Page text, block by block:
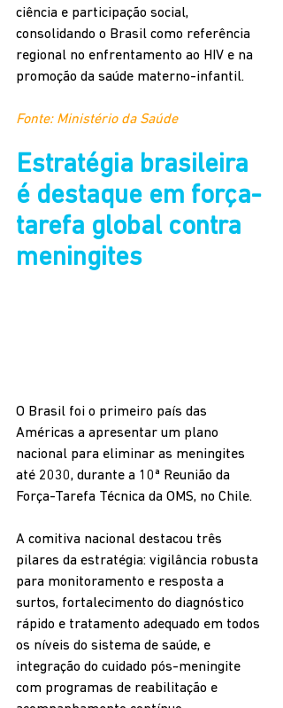
ciência e participação social,
consolidando o Brasil como referência
regional no enfrentamento ao HIV e na
promoção da saúde materno-infantil.
Fonte: Ministério da Saúde
Estratégia brasileira
é destaque em força-
tarefa global contra
meningites
O Brasil foi o primeiro país das
Américas a apresentar um plano
nacional para eliminar as meningites
até 2030, durante a 10ª Reunião da
Força-Tarefa Técnica da OMS, no Chile.
A comitiva nacional destacou três
pilares da estratégia: vigilância robusta
para monitoramento e resposta a
surtos, fortalecimento do diagnóstico
rápido e tratamento adequado em todos
os níveis do sistema de saúde, e
integração do cuidado pós-meningite
com programas de reabilitação e